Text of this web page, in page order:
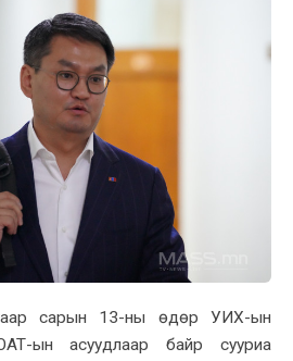
сарын 13-ны өдөр УИX-ын
ын асуудлаар байр сууриа